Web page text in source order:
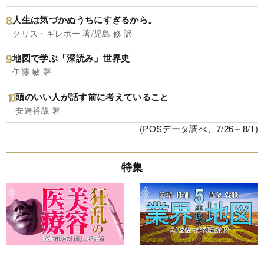
人生は気づかぬうちにすぎるから。
クリス・ギレボー 著/児島 修 訳
地図で学ぶ「深読み」世界史
伊藤 敏 著
頭のいい人が話す前に考えていること
安達裕哉 著
(POSデータ調べ、7/26～8/1)
特集